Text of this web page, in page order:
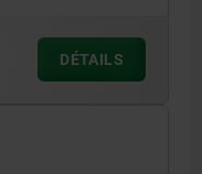
DÉTAILS